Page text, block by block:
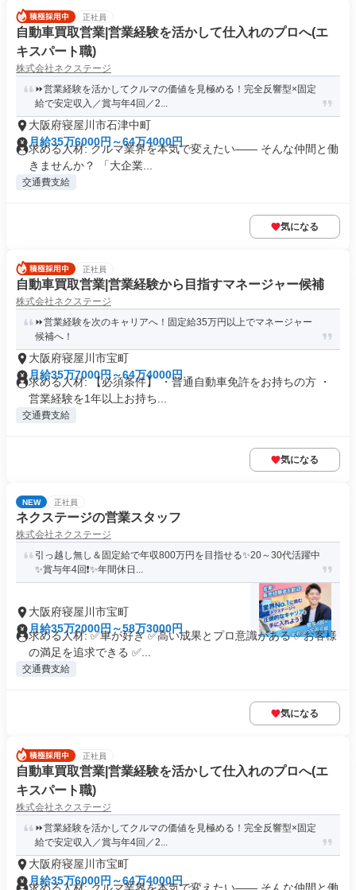
正社員
自動車買取営業|営業経験を活かして仕入れのプロへ(エ
キスパート職)
株式会社ネクステージ
⏩️営業経験を活かしてクルマの価値を見極める！完全反響型×固定
給で安定収入／賞与年4回／2...
大阪府寝屋川市石津中町
月給35万6000円～64万4000円
求める人材: クルマ業界を本気で変えたい―― そんな仲間と働
きませんか？ 「大企業...
交通費支給
気になる
正社員
自動車買取営業|営業経験から目指すマネージャー候補
株式会社ネクステージ
⏩️営業経験を次のキャリアへ！固定給35万円以上でマネージャー
候補へ！
大阪府寝屋川市宝町
月給35万7000円～64万4000円
求める人材: 【必須条件】 ・普通自動車免許をお持ちの方 ・
営業経験を1年以上お持ち...
交通費支給
気になる
NEW 正社員
ネクステージの営業スタッフ
株式会社ネクステージ
引っ越し無し＆固定給で年収800万円を目指せる✨20～30代活躍中
✨賞与年4回❗✨年間休日...
大阪府寝屋川市宝町
月給35万2000円～58万3000円
求める人材: ✅車が好き ✅高い成果とプロ意識がある ✅お客様
の満足を追求できる ✅...
交通費支給
気になる
正社員
自動車買取営業|営業経験を活かして仕入れのプロへ(エ
キスパート職)
株式会社ネクステージ
⏩️営業経験を活かしてクルマの価値を見極める！完全反響型×固定
給で安定収入／賞与年4回／2...
大阪府寝屋川市宝町
月給35万6000円～64万4000円